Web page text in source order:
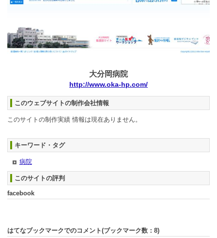
大分岡病院
http://www.oka-hp.com/
このウェブサイトの制作会社情報
このサイトの制作実績 情報は現在ありません。
キーワード・タグ
病院
このサイトの評判
facebook
はてなブックマークでのコメント(ブックマーク数： 8)